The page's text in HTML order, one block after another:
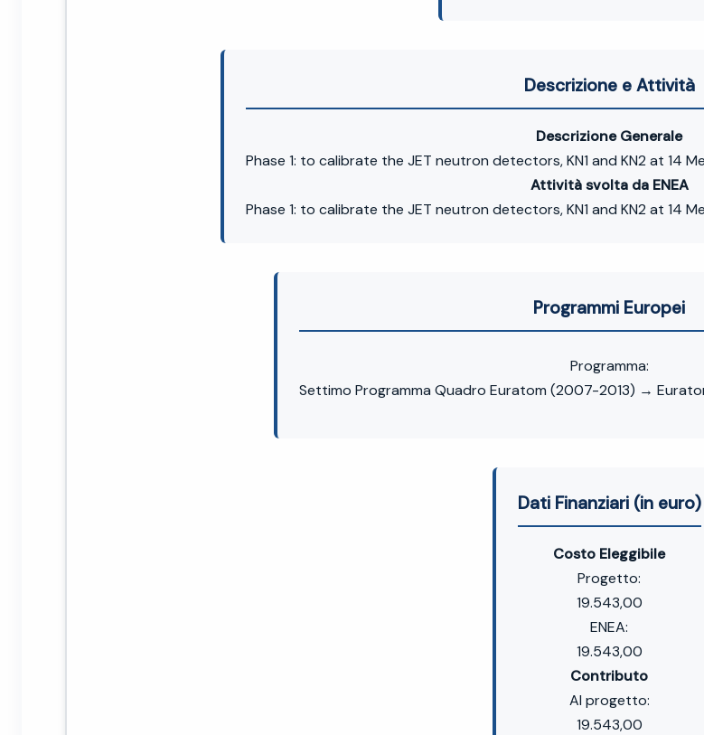
Descrizione e Attività
Descrizione Generale
Phase 1: to calibrate the JET neutron detectors, KN1 and KN2 at 14
Attività svolta da ENEA
Phase 1: to calibrate the JET neutron detectors, KN1 and KN2 at 14
Programmi Europei
Programma:
Settimo Programma Quadro Euratom (2007-2013) →
Dati Finanziari (in euro)
Costo Eleggibile
Progetto:
19.543,00
ENEA:
19.543,00
Contributo
Al progetto:
19.543,00